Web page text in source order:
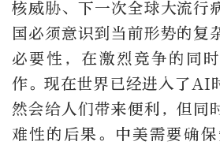
核威胁、下一次全球大流行
国必须意识到当前形势的复
必要性，在激烈竞争的同
作。现在世界已经进入了AI
然会给人们带来便利，但同
难性的后果。中美需要确